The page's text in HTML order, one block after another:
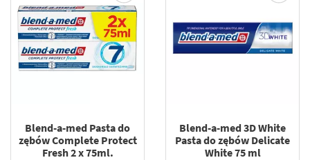
Blend-a-med Pasta do
zębów Complete Protect
Fresh 2 x 75ml.
Blend-a-med 3D White
Pasta do zębów Delicate
White 75 ml